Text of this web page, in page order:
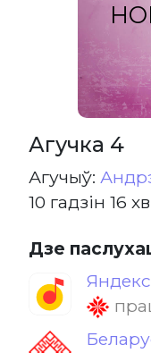
Агучка 4
Агучыў:
10 гадзін 16
Дзе